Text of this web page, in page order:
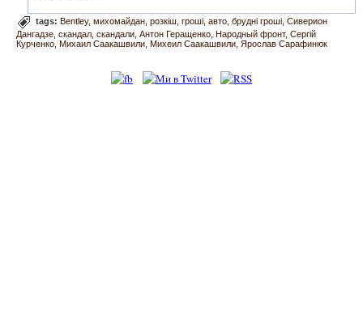
tags:Bentley михомайдан розкіш гроші авто брудні гроші Сиверион
Дангадзе скандал скандали Антон Геращенко Народный фронт Сергій
Курченко Михаил Саакашвили Михеил Саакашвили Ярослав Сарафинюк